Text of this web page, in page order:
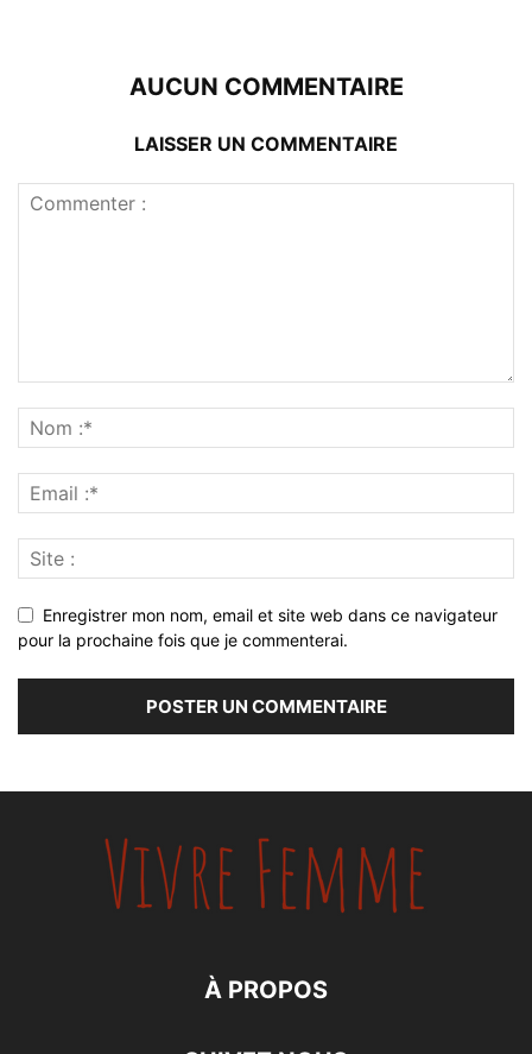
AUCUN COMMENTAIRE
LAISSER UN COMMENTAIRE
Enregistrer mon nom, email et site web dans ce navigateur
pour la prochaine fois que je commenterai.
À PROPOS